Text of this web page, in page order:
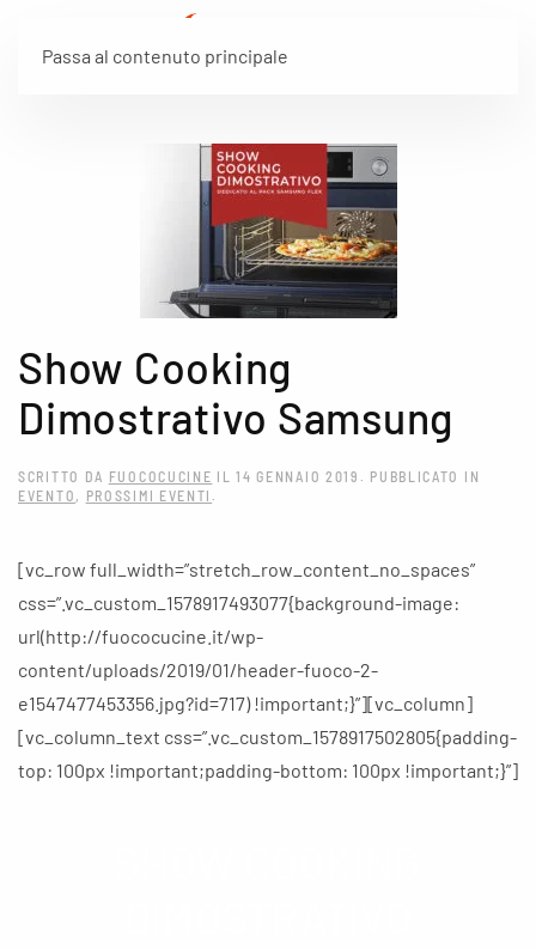
Passa al contenuto principale
Show Cooking
Dimostrativo Samsung
SCRITTO DA FUOCOCUCINE IL14 GENNAIO 2019 . PUBBLICATO IN
EVENTO , PROSSIMI EVENTI .
[vc_row full_width=”stretch_row_content_no_spaces”
css=”.vc_custom_1578917493077{background-image:
url(http://fuococucine.it/wp-
content/uploads/2019/01/header-fuoco-2-
e1547477453356.jpg?id=717) !important;}”][vc_column]
[vc_column_text css=”.vc_custom_1578917502805{padding-
top: 100px !important;padding-bottom: 100px !important;}”]